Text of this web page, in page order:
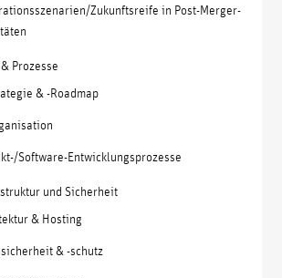
Zukunftsreife in Post-Merger-
Prozesse
& -Roadmap
Software-Entwicklungsprozesse
und Sicherheit
& Hosting
& -schutz